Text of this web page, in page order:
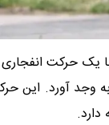
یک حرکت
وجد آورد. این
دارد.